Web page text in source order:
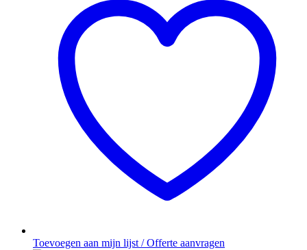
Toevoegen aan mijn lijst / Offerte aanvragen